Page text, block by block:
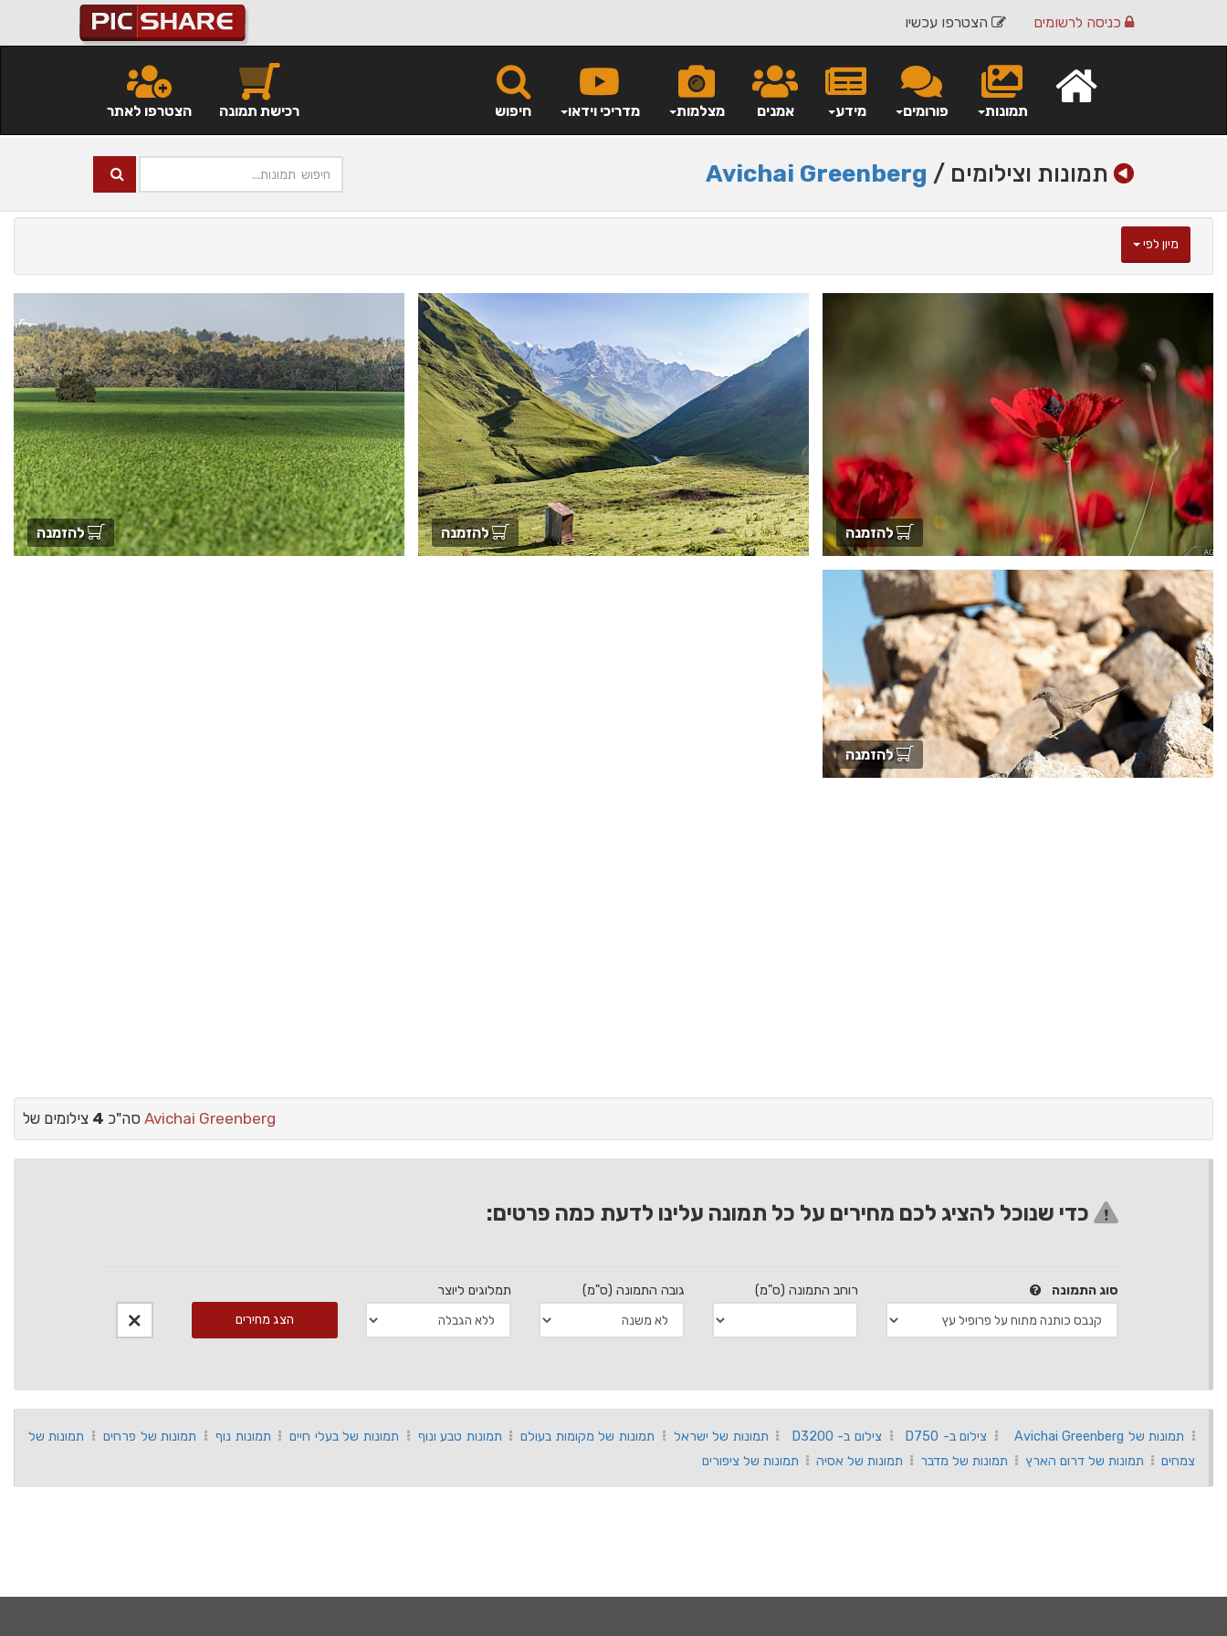
הצטרפו עכשיו כניסה לרשומים
חיפוש מדריכי וידאו מצלמות אמנים מידע פורומים תמונות הצטרפו לאתר רכישת תמונה
תמונות וצילומים / Avichai Greenberg
מיון לפי
להזמנה להזמנה להזמנה
להזמנה
סה"כ 4 Avichai Greenberg
כדי שנוכל להציג לכם מחירים על כל תמונה עלינו לדעת כמה פרטים:
סוג התמונה רוחב התמונה (ס"מ) גובה התמונה (ס"מ) תמלוגים ליוצר
הצג מחירים
תמונות של Avichai Greenberg צילום ב- D750 צילום ב- D3200 תמונות של ישראל תמונות של מקומות בעולם תמונות טבע ונוף תמונות של בעלי חיים תמונות נוף תמונות של פרחים
תמונות של
צמחים
תמונות של דרום הארץ תמונות של מדבר תמונות של אסיה תמונות של ציפורים